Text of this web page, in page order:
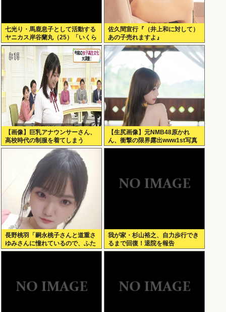
七光り・馬鹿息子として活動する
ヤニカス岸谷蘭丸（25）「いくら
税金を我々が払ってるんだと」
佐久間宣行『（井上和に対して）
あの子売れますよ』
【画像】巨乳アナウンサーさん、
高校時代の制服を着てしまう
【生尻画像】元NMB48原かれ
ん、衝撃の限界露出www1st写真
集でパールTバックのランジェリ
長野桃羽「嗣永桃子さんと道重さ
ゆみさんに憧れているので、ふた
りの憧れの部分をぎゅっと集めた
我が家・杉山裕之、自力歩行でき
るまで回復！退院を報告